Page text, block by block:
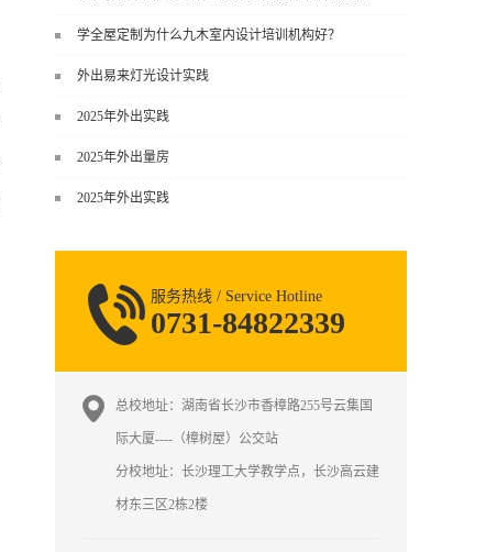
直接用于工作的东西，不是泛泛而
谈，而是从规范、软件、材料、施工
烟、照明、材料耐脏耐磨• 办公空间：
水...
学全屋定制为什么九木室内设计培训机构好？
外出易来灯光设计实践
2025年外出实践
2025年外出量房
2025年外出实践
服务热线 / Service Hotline
0731-84822339
总校地址：湖南省长沙市香樟路255号云集国
际大厦----（樟树屋）公交站
分校地址：长沙理工大学教学点，长沙高云建
材东三区2栋2楼